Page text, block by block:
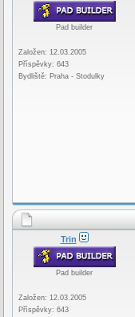
Pad builder
Založen: 12.03.2005
Příspěvky: 643
Bydliště: Praha - Stodulky
Trin
Pad builder
Založen: 12.03.2005
Příspěvky: 643